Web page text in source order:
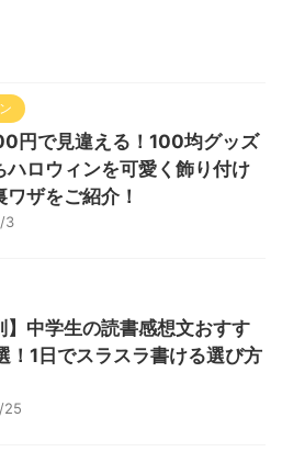
円で見違える！100均グッズ
ハロウィンを可愛く飾り付け
ワザをご紹介！
3
】中学生の読書感想文おすす
！1日でスラスラ書ける選び方
25